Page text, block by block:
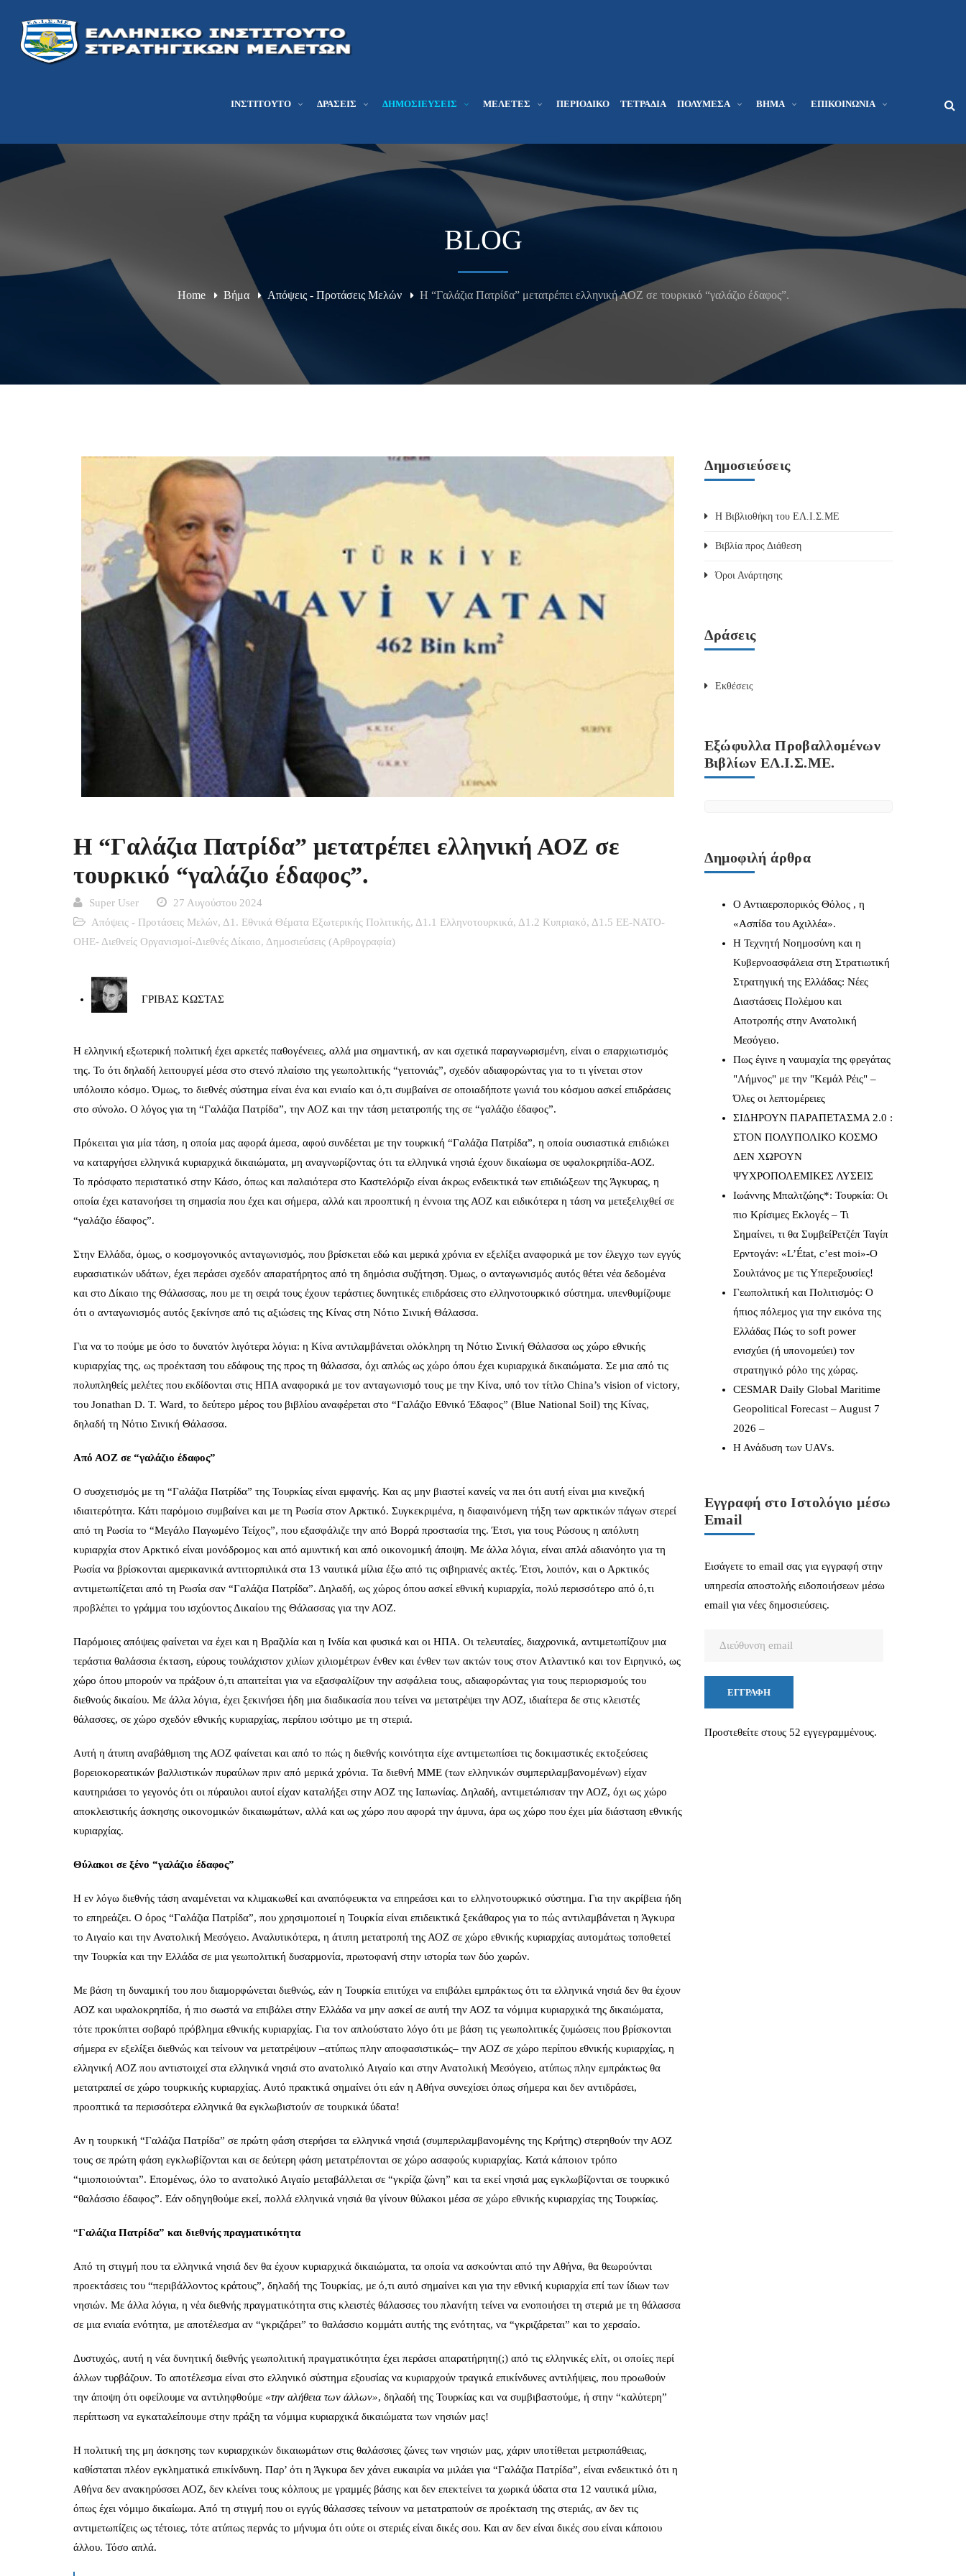
ΙΝΣΤΙΤΟΎΤΟ ΔΡΆΣΕΙΣ ΔΗΜΟΣΙΕΎΣΕΙΣ ΜΕΛΕΤΕΣ ΠΕΡΙΟΔΙΚΌ ΤΕΤΡΆΔΙΑ ΠΟΛΥΜΈΣΑ ΒΉΜΑ ΕΠΙΚΟΙΝΩΝΊΑ
BLOG
Home Βήμα Απόψεις - Προτάσεις Μελών Η “Γαλάζια Πατρίδα” μετατρέπει ελληνική ΑΟΖ σε τουρκικό “γαλάζιο έδαφος”.
Η “Γαλάζια Πατρίδα” μετατρέπει ελληνική ΑΟΖ σε
τουρκικό “γαλάζιο έδαφος”.
Super User
27 Αυγούστου 2024
Απόψεις - Προτάσεις Μελών, Δ1. Εθνικά Θέματα Εξωτερικής Πολιτικής, Δ1.1 Ελληνοτουρκικά, Δ1.2 Κυπριακό, Δ1.5 ΕΕ-ΝΑΤΟ-
ΟΗΕ- Διεθνείς Οργανισμοί-Διεθνές Δίκαιο, Δημοσιεύσεις (Αρθρογραφία)
ΓΡΙΒΑΣ ΚΩΣΤΑΣ
Η ελληνική εξωτερική πολιτική έχει αρκετές παθογένειες, αλλά μια σημαντική, αν και σχετικά παραγνωρισμένη, είναι ο επαρχιωτισμός
της. Το ότι δηλαδή λειτουργεί μέσα στο στενό πλαίσιο της γεωπολιτικής “γειτονιάς”, σχεδόν αδιαφορώντας για το τι γίνεται στον
υπόλοιπο κόσμο. Όμως, το διεθνές σύστημα είναι ένα και ενιαίο και ό,τι συμβαίνει σε οποιαδήποτε γωνιά του κόσμου ασκεί επιδράσεις
στο σύνολο. Ο λόγος για τη “Γαλάζια Πατρίδα”, την ΑΟΖ και την τάση μετατροπής της σε “γαλάζιο έδαφος”.
Πρόκειται για μία τάση, η οποία μας αφορά άμεσα, αφού συνδέεται με την τουρκική “Γαλάζια Πατρίδα”, η οποία ουσιαστικά επιδιώκει
να καταργήσει ελληνικά κυριαρχικά δικαιώματα, μη αναγνωρίζοντας ότι τα ελληνικά νησιά έχουν δικαίωμα σε υφαλοκρηπίδα-ΑΟΖ.
Το πρόσφατο περιστατικό στην Κάσο, όπως και παλαιότερα στο Καστελόριζο είναι άκρως ενδεικτικά των επιδιώξεων της Άγκυρας, η
οποία έχει κατανοήσει τη σημασία που έχει και σήμερα, αλλά και προοπτική η έννοια της ΑΟΖ και ειδικότερα η τάση να μετεξελιχθεί σε
“γαλάζιο έδαφος”.
Στην Ελλάδα, όμως, ο κοσμογονικός ανταγωνισμός, που βρίσκεται εδώ και μερικά χρόνια εν εξελίξει αναφορικά με τον έλεγχο των εγγύς
ευρασιατικών υδάτων, έχει περάσει σχεδόν απαρατήρητος από τη δημόσια συζήτηση. Όμως, ο ανταγωνισμός αυτός θέτει νέα δεδομένα
και στο Δίκαιο της Θάλασσας, που με τη σειρά τους έχουν τεράστιες δυνητικές επιδράσεις στο ελληνοτουρκικό σύστημα. υπενθυμίζουμε
ότι ο ανταγωνισμός αυτός ξεκίνησε από τις αξιώσεις της Κίνας στη Νότιο Σινική Θάλασσα.
Για να το πούμε με όσο το δυνατόν λιγότερα λόγια: η Κίνα αντιλαμβάνεται ολόκληρη τη Νότιο Σινική Θάλασσα ως χώρο εθνικής
κυριαρχίας της, ως προέκταση του εδάφους της προς τη θάλασσα, όχι απλώς ως χώρο όπου έχει κυριαρχικά δικαιώματα. Σε μια από τις
πολυπληθείς μελέτες που εκδίδονται στις ΗΠΑ αναφορικά με τον ανταγωνισμό τους με την Κίνα, υπό τον τίτλο China’s vision of victory,
του Jonathan D. T. Ward, το δεύτερο μέρος του βιβλίου αναφέρεται στο “Γαλάζιο Εθνικό Έδαφος” (Blue National Soil) της Κίνας,
δηλαδή τη Νότιο Σινική Θάλασσα.
Από ΑΟΖ σε “γαλάζιο έδαφος”
Ο συσχετισμός με τη “Γαλάζια Πατρίδα” της Τουρκίας είναι εμφανής. Και ας μην βιαστεί κανείς να πει ότι αυτή είναι μια κινεζική
ιδιαιτερότητα. Κάτι παρόμοιο συμβαίνει και με τη Ρωσία στον Αρκτικό. Συγκεκριμένα, η διαφαινόμενη τήξη των αρκτικών πάγων στερεί
από τη Ρωσία το “Μεγάλο Παγωμένο Τείχος”, που εξασφάλιζε την από Βορρά προστασία της. Έτσι, για τους Ρώσους η απόλυτη
κυριαρχία στον Αρκτικό είναι μονόδρομος και από αμυντική και από οικονομική άποψη. Με άλλα λόγια, είναι απλά αδιανόητο για τη
Ρωσία να βρίσκονται αμερικανικά αντιτορπιλικά στα 13 ναυτικά μίλια έξω από τις σιβηριανές ακτές. Έτσι, λοιπόν, και ο Αρκτικός
αντιμετωπίζεται από τη Ρωσία σαν “Γαλάζια Πατρίδα”. Δηλαδή, ως χώρος όπου ασκεί εθνική κυριαρχία, πολύ περισσότερο από ό,τι
προβλέπει το γράμμα του ισχύοντος Δικαίου της Θάλασσας για την ΑΟΖ.
Παρόμοιες απόψεις φαίνεται να έχει και η Βραζιλία και η Ινδία και φυσικά και οι ΗΠΑ. Οι τελευταίες, διαχρονικά, αντιμετωπίζουν μια
τεράστια θαλάσσια έκταση, εύρους τουλάχιστον χιλίων χιλιομέτρων ένθεν και ένθεν των ακτών τους στον Ατλαντικό και τον Ειρηνικό, ως
χώρο όπου μπορούν να πράξουν ό,τι απαιτείται για να εξασφαλίζουν την ασφάλεια τους, αδιαφορώντας για τους περιορισμούς του
διεθνούς δικαίου. Με άλλα λόγια, έχει ξεκινήσει ήδη μια διαδικασία που τείνει να μετατρέψει την ΑΟΖ, ιδιαίτερα δε στις κλειστές
θάλασσες, σε χώρο σχεδόν εθνικής κυριαρχίας, περίπου ισότιμο με τη στεριά.
Αυτή η άτυπη αναβάθμιση της ΑΟΖ φαίνεται και από το πώς η διεθνής κοινότητα είχε αντιμετωπίσει τις δοκιμαστικές εκτοξεύσεις
βορειοκορεατικών βαλλιστικών πυραύλων πριν από μερικά χρόνια. Τα διεθνή ΜΜΕ (των ελληνικών συμπεριλαμβανομένων) είχαν
καυτηριάσει το γεγονός ότι οι πύραυλοι αυτοί είχαν καταλήξει στην ΑΟΖ της Ιαπωνίας. Δηλαδή, αντιμετώπισαν την ΑΟΖ, όχι ως χώρο
αποκλειστικής άσκησης οικονομικών δικαιωμάτων, αλλά και ως χώρο που αφορά την άμυνα, άρα ως χώρο που έχει μία διάσταση εθνικής
κυριαρχίας.
Θύλακοι σε ξένο “γαλάζιο έδαφος”
Η εν λόγω διεθνής τάση αναμένεται να κλιμακωθεί και αναπόφευκτα να επηρεάσει και το ελληνοτουρκικό σύστημα. Για την ακρίβεια ήδη
το επηρεάζει. Ο όρος “Γαλάζια Πατρίδα”, που χρησιμοποιεί η Τουρκία είναι επιδεικτικά ξεκάθαρος για το πώς αντιλαμβάνεται η Άγκυρα
το Αιγαίο και την Ανατολική Μεσόγειο. Αναλυτικότερα, η άτυπη μετατροπή της ΑΟΖ σε χώρο εθνικής κυριαρχίας αυτομάτως τοποθετεί
την Τουρκία και την Ελλάδα σε μια γεωπολιτική δυσαρμονία, πρωτοφανή στην ιστορία των δύο χωρών.
Με βάση τη δυναμική του που διαμορφώνεται διεθνώς, εάν η Τουρκία επιτύχει να επιβάλει εμπράκτως ότι τα ελληνικά νησιά δεν θα έχουν
ΑΟΖ και υφαλοκρηπίδα, ή πιο σωστά να επιβάλει στην Ελλάδα να μην ασκεί σε αυτή την ΑΟΖ τα νόμιμα κυριαρχικά της δικαιώματα,
τότε προκύπτει σοβαρό πρόβλημα εθνικής κυριαρχίας. Για τον απλούστατο λόγο ότι με βάση τις γεωπολιτικές ζυμώσεις που βρίσκονται
σήμερα εν εξελίξει διεθνώς και τείνουν να μετατρέψουν –ατύπως πλην αποφασιστικώς– την ΑΟΖ σε χώρο περίπου εθνικής κυριαρχίας, η
ελληνική ΑΟΖ που αντιστοιχεί στα ελληνικά νησιά στο ανατολικό Αιγαίο και στην Ανατολική Μεσόγειο, ατύπως πλην εμπράκτως θα
μετατραπεί σε χώρο τουρκικής κυριαρχίας. Αυτό πρακτικά σημαίνει ότι εάν η Αθήνα συνεχίσει όπως σήμερα και δεν αντιδράσει,
προοπτικά τα περισσότερα ελληνικά θα εγκλωβιστούν σε τουρκικά ύδατα!
Αν η τουρκική “Γαλάζια Πατρίδα” σε πρώτη φάση στερήσει τα ελληνικά νησιά (συμπεριλαμβανομένης της Κρήτης) στερηθούν την ΑΟΖ
τους σε πρώτη φάση εγκλωβίζονται και σε δεύτερη φάση μετατρέπονται σε χώρο ασαφούς κυριαρχίας. Κατά κάποιον τρόπο
“ιμιοποιούνται”. Επομένως, όλο το ανατολικό Αιγαίο μεταβάλλεται σε “γκρίζα ζώνη” και τα εκεί νησιά μας εγκλωβίζονται σε τουρκικό
“θαλάσσιο έδαφος”. Εάν οδηγηθούμε εκεί, πολλά ελληνικά νησιά θα γίνουν θύλακοι μέσα σε χώρο εθνικής κυριαρχίας της Τουρκίας.
“Γαλάζια Πατρίδα” και διεθνής πραγματικότητα
Από τη στιγμή που τα ελληνικά νησιά δεν θα έχουν κυριαρχικά δικαιώματα, τα οποία να ασκούνται από την Αθήνα, θα θεωρούνται
προεκτάσεις του “περιβάλλοντος κράτους”, δηλαδή της Τουρκίας, με ό,τι αυτό σημαίνει και για την εθνική κυριαρχία επί των ίδιων των
νησιών. Με άλλα λόγια, η νέα διεθνής πραγματικότητα στις κλειστές θάλασσες του πλανήτη τείνει να ενοποιήσει τη στεριά με τη θάλασσα
σε μια ενιαία ενότητα, με αποτέλεσμα αν “γκριζάρει” το θαλάσσιο κομμάτι αυτής της ενότητας, να “γκριζάρεται” και το χερσαίο.
Δυστυχώς, αυτή η νέα δυνητική διεθνής γεωπολιτική πραγματικότητα έχει περάσει απαρατήρητη(;) από τις ελληνικές ελίτ, οι οποίες περί
άλλων τυρβάζουν. Το αποτέλεσμα είναι στο ελληνικό σύστημα εξουσίας να κυριαρχούν τραγικά επικίνδυνες αντιλήψεις, που προωθούν
την άποψη ότι οφείλουμε να αντιληφθούμε «την αλήθεια των άλλων», δηλαδή της Τουρκίας και να συμβιβαστούμε, ή στην “καλύτερη”
περίπτωση να εγκαταλείπουμε στην πράξη τα νόμιμα κυριαρχικά δικαιώματα των νησιών μας!
Η πολιτική της μη άσκησης των κυριαρχικών δικαιωμάτων στις θαλάσσιες ζώνες των νησιών μας, χάριν υποτίθεται μετριοπάθειας,
καθίσταται πλέον εγκληματικά επικίνδυνη. Παρ’ ότι η Άγκυρα δεν χάνει ευκαιρία να μιλάει για “Γαλάζια Πατρίδα”, είναι ενδεικτικό ότι η
Αθήνα δεν ανακηρύσσει ΑΟΖ, δεν κλείνει τους κόλπους με γραμμές βάσης και δεν επεκτείνει τα χωρικά ύδατα στα 12 ναυτικά μίλια,
όπως έχει νόμιμο δικαίωμα. Από τη στιγμή που οι εγγύς θάλασσες τείνουν να μετατραπούν σε προέκταση της στεριάς, αν δεν τις
αντιμετωπίζεις ως τέτοιες, τότε ατύπως περνάς το μήνυμα ότι ούτε οι στεριές είναι δικές σου. Και αν δεν είναι δικές σου είναι κάποιου
άλλου. Τόσο απλά.
Δημοσιεύσεις
Η Βιβλιοθήκη του ΕΛ.Ι.Σ.ΜΕ
Βιβλία προς Διάθεση
Όροι Ανάρτησης
Δράσεις
Εκθέσεις
Εξώφυλλα Προβαλλομένων
Βιβλίων ΕΛ.Ι.Σ.ΜΕ.
Δημοφιλή άρθρα
Ο Αντιαεροπορικός Θόλος , η
«Ασπίδα του Αχιλλέα».
Η Τεχνητή Νοημοσύνη και η
Κυβερνοασφάλεια στη Στρατιωτική
Στρατηγική της Ελλάδας: Νέες
Διαστάσεις Πολέμου και
Αποτροπής στην Ανατολική
Μεσόγειο.
Πως έγινε η ναυμαχία της φρεγάτας
"Λήμνος" με την "Κεμάλ Ρέις" –
Όλες οι λεπτομέρειες
ΣΙΔΗΡΟΥΝ ΠΑΡΑΠΕΤΑΣΜΑ 2.0 :
ΣΤΟΝ ΠΟΛΥΠΟΛΙΚΟ ΚΟΣΜΟ
ΔΕΝ ΧΩΡΟΥΝ
ΨΥΧΡΟΠΟΛΕΜΙΚΕΣ ΛΥΣΕΙΣ
Ιωάννης Μπαλτζώης*: Τουρκία: Οι
πιο Κρίσιμες Εκλογές – Τι
Σημαίνει, τι θα ΣυμβείΡετζέπ Ταγίπ
Ερντογάν: «L’État, c’est moi»-Ο
Σουλτάνος με τις Υπερεξουσίες!
Γεωπολιτική και Πολιτισμός: Ο
ήπιος πόλεμος για την εικόνα της
Ελλάδας Πώς το soft power
ενισχύει (ή υπονομεύει) τον
στρατηγικό ρόλο της χώρας.
CESMAR Daily Global Maritime
Geopolitical Forecast – August 7
2026 –
Η Ανάδυση των UAVs.
Εγγραφή στο Ιστολόγιο μέσω
Email
Εισάγετε το email σας για εγγραφή στην
υπηρεσία αποστολής ειδοποιήσεων μέσω
email για νέες δημοσιεύσεις.
ΕΓΓΡΑΦΉ
Προστεθείτε στους 52 εγγεγραμμένους.